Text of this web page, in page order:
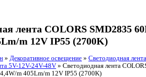
лента COLORS SMD2835
m 12V IP55 (2700K)
» Декоративное освещение » Светодиодная лента
5V-12V-24V-48V » Светодиодная лента
m 405Lm/m 12V IP55 (2700K)